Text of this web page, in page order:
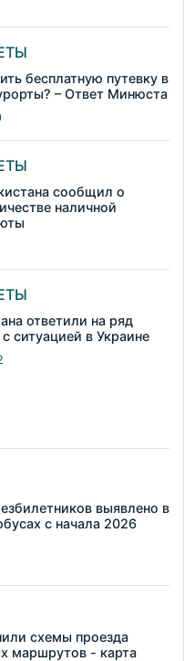
бесплатную путевку в
– Ответ Минюста
сообщил о
наличной
ответили на ряд
ситуацией в Украине
выявлено в
с начала 2026
схемы проезда
маршрутов - карта